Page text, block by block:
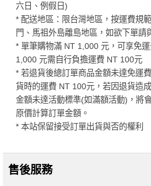
六日、例假日)
* 配送地區：限台灣地區，按運費規
門、馬祖外島離島地區，如欲下單請
* 單筆購物滿 NT 1,000 元，可享免
1,000 元需自行負擔運費 NT 100元
* 若退貨後總訂單商品金額未達免運
貨時的運費 NT 100元，若因退貨造
金額未達活動標準(如滿額活動)，將
原價計算訂單金額。
* 本站保留接受訂單出貨與否的權利
售後服務